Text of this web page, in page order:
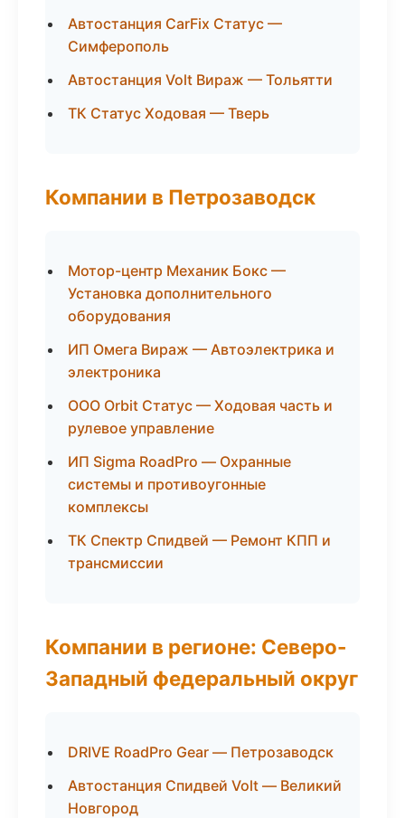
Автостанция CarFix Статус —
Симферополь
Автостанция Volt Вираж — Тольятти
ТК Статус Ходовая — Тверь
Компании в Петрозаводск
Мотор-центр Механик Бокс —
Установка дополнительного
оборудования
ИП Омега Вираж — Автоэлектрика и
электроника
ООО Orbit Статус — Ходовая часть и
рулевое управление
ИП Sigma RoadPro — Охранные
системы и противоугонные
комплексы
ТК Спектр Спидвей — Ремонт КПП и
трансмиссии
Компании в регионе: Северо-
Западный федеральный округ
DRIVE RoadPro Gear — Петрозаводск
Автостанция Спидвей Volt — Великий
Новгород